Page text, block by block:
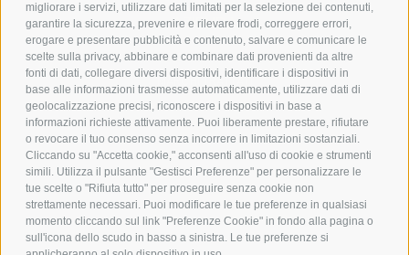
migliorare i servizi, utilizzare dati limitati per la selezione dei contenuti,
garantire la sicurezza, prevenire e rilevare frodi, correggere errori,
erogare e presentare pubblicità e contenuto, salvare e comunicare le
scelte sulla privacy, abbinare e combinare dati provenienti da altre
fonti di dati, collegare diversi dispositivi, identificare i dispositivi in
base alle informazioni trasmesse automaticamente, utilizzare dati di
geolocalizzazione precisi, riconoscere i dispositivi in base a
informazioni richieste attivamente. Puoi liberamente prestare, rifiutare
o revocare il tuo consenso senza incorrere in limitazioni sostanziali.
Cliccando su "Accetta cookie," acconsenti all'uso di cookie e strumenti
simili. Utilizza il pulsante "Gestisci Preferenze" per personalizzare le
tue scelte o "Rifiuta tutto" per proseguire senza cookie non
strettamente necessari. Puoi modificare le tue preferenze in qualsiasi
momento cliccando sul link "Preferenze Cookie" in fondo alla pagina o
sull'icona dello scudo in basso a sinistra. Le tue preferenze si
AZIENDA
CHI SIAMO
MARCHI TRATTATI
CONDOMINI
Bonifico
Bancario